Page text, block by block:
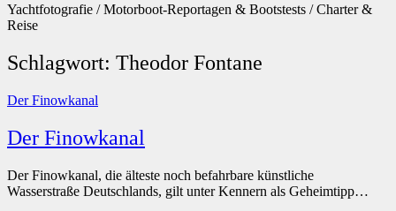
Yachtfotografie / Motorboot-Reportagen & Bootstests / Charter &
Reise
Schlagwort: Theodor Fontane
Der Finowkanal
Der Finowkanal
Der Finowkanal, die älteste noch befahrbare künstliche
Wasserstraße Deutschlands, gilt unter Kennern als Geheimtipp…